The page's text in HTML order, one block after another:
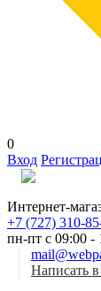
0
Вход
Интернет-
+7 (727) 310-
пн-пт с 09:00 -
Написать